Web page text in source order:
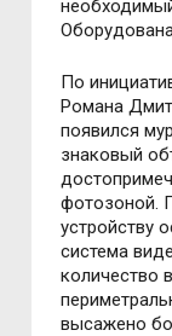
По
Романа
появился
знаковый
фотозоной.
устройству
система
количество
высажено